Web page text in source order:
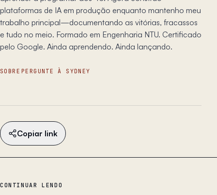
plataformas de IA em produção enquanto mantenho meu
trabalho principal—documentando as vitórias, fracassos
e tudo no meio. Formado em Engenharia NTU. Certificado
pelo Google. Ainda aprendendo. Ainda lançando.
SOBRE PERGUNTE À SYDNEY
Copiar link
CONTINUAR LENDO